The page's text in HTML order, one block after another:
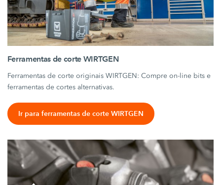
Ferramentas de corte WIRTGEN
Ferramentas de corte originais WIRTGEN: Compre on-line bits e
ferramentas de cortes alternativas.
Ir para ferramentas de corte WIRTGEN